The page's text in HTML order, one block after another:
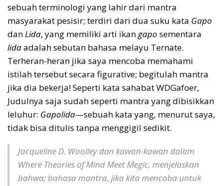
sebuah terminologi yang lahir dari mantra
masyarakat pesisir; terdiri dari dua suku kata Gapo
dan Lida, yang memiliki arti ikan gapo sementara
lidaadalah sebutan bahasa melayu Ternate.
Terheran-heran jika saya mencoba memahami
istilah tersebut secara figurative; begitulah mantra
jika dia bekerja! Seperti kata sahabat WDGafoer,
Judulnya saja sudah seperti mantra yang dibisikkan
leluhur: Gapolida—sebuah kata yang, menurut saya,
tidak bisa ditulis tanpa menggigil sedikit.
Jacqueline D. Woolley dan kawan-kawan dalam
Where Theories of Mind Meet Megic, menjelaskan
bahwa; bahasa mantra, jika kita mencoba untuk